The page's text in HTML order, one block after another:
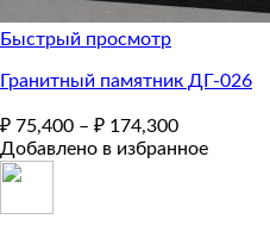
Быстрый просмотр
Гранитный памятник ДГ-026
₽ 75,400 – ₽ 174,300
Добавлено в избранное